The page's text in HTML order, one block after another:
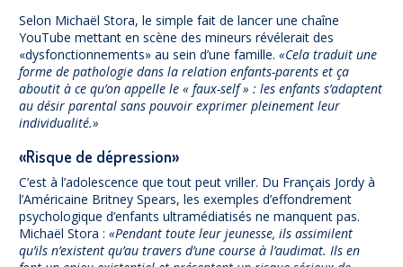
Selon Michaël Stora, le simple fait de lancer une chaîne
YouTube mettant en scène des mineurs révélerait des
«dysfonctionnements» au sein d’une famille. «Cela traduit une
forme de pathologie dans la relation enfants-parents et ça
aboutit à ce qu’on appelle le « faux-self » : les enfants s’adaptent
au désir parental sans pouvoir exprimer pleinement leur
individualité.»
«Risque de dépression»
C’est à l’adolescence que tout peut vriller. Du Français Jordy à
l’Américaine Britney Spears, les exemples d’effondrement
psychologique d’enfants ultramédiatisés ne manquent pas.
Michaël Stora : «Pendant toute leur jeunesse, ils assimilent
qu’ils n’existent qu’au travers d’une course à l’audimat. Ils en